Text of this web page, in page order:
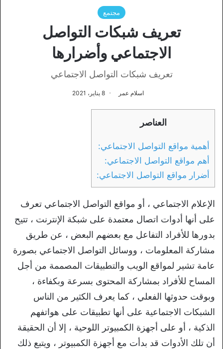
مجتمع
تعريف شبكات التواصل
الاجتماعي وأضرارها
تعريف شبكات التواصل الاجتماعي
اسلام عمر 8 يناير، 2021
العناصر
أهمية مواقع التواصل الاجتماعي:
أهم مواقع التواصل الاجتماعي:
أضرار مواقع التواصل الاجتماعي:
الإعلام الاجتماعي ، أو مواقع التواصل الاجتماعي تعرف
على أنها أدوات اتصال معتمدة على شبكة الإنترنت ، تتيح
بدورها للأفراد التفاعل مع بعضهم البعض ، عن طريق
مشاركة المعلومات ، ووسائل التواصل الاجتماعي بصورة
عامة تشير لمواقع الويب والتطبيقات المصممة من أجل
المساح للأفراد بمشاركة المحتوى بسرعة وبكفاءة ،
وبوقت حدوثها الفعلي ، كما يعرف الكثير من الناس
الشبكات الاجتماعية على أنها تطبيقات على هواتفهم
الذكية ، أو على أجهزة الكمبيوتر اللوحية ، إلا أن الحقيقة
أن تلك الأدوات قد بدأت مع أجهزة الكمبيوتر ، ويتبع ذلك